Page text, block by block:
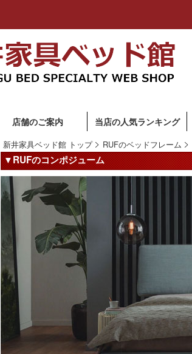
店舗のご案内 当店の人気ランキング
新井家具ベッド館 トップ RUFのベッドフレーム
▼RUFのコンポジューム